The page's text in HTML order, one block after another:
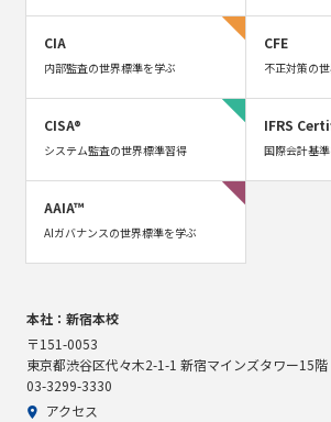
CIA
内部監査の世界標準を学ぶ
CFE
不正対策の
CISA®
システム監査の世界標準習得
IFRS
国際会計基
AAIA™
AIガバナンスの世界標準を学ぶ
本社：新宿本校
〒151-0053
東京都渋谷区代々木2-1-1 新宿マインズタワー15階
03-3299-3330
アクセス